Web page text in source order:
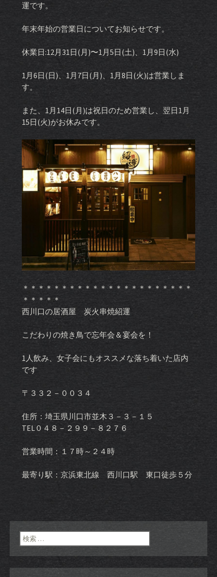
運です。
年末年始の営業日についてお知らせです。
休業日:12月31日(月)〜1月5日(土)、1月9日(水)
1月6日(日)、1月7日(月)、1月8日(火)は営業しま
す。
また、1月14日(月)は祝日のため営業し、翌日1月
15日(火)がお休みです。
＊＊＊＊＊＊＊＊＊＊＊＊＊＊＊＊＊＊＊＊＊＊
＊＊＊＊＊
西川口の居酒屋 炭火串焼紹運
こだわりの焼き鳥で忘年会＆宴会を！
1人飲み、女子会にもオススメな落ち着いた店内
です
〒３３２－００３４
住所：埼玉県川口市並木３－３－１５
TEL０４８－２９９－８２７６
営業時間：１７時～２４時
最寄り駅：京浜東北線 西川口駅 東口徒歩５分
検索: